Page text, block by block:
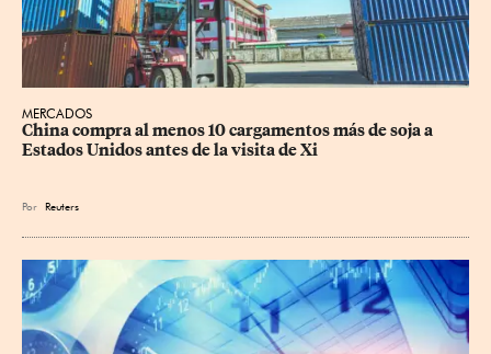
MERCADOS
China compra al menos 10 cargamentos más de soja a
Estados Unidos antes de la visita de Xi
Por Reuters